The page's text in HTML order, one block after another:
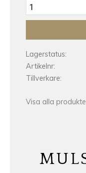
Lagerstatus
Artikelnr
Tillverkare
Visa alla